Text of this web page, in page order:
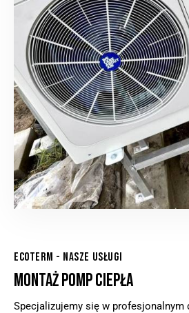
ECOTERM - NASZE USŁUGI
MONTAŻ POMP CIEPŁA
Specjalizujemy się w profesjonalnym